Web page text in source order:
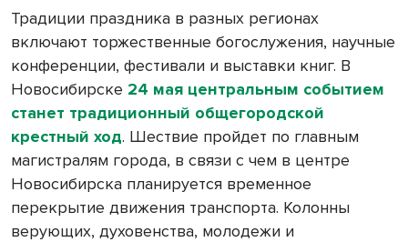
Традиции праздника в разных регионах
включают торжественные богослужения, научные
конференции, фестивали и выставки книг. В
Новосибирске 24 мая центральным событием
станет традиционный общегородской
крестный ход. Шествие пройдет по главным
магистралям города, в связи с чем в центре
Новосибирска планируется временное
перекрытие движения транспорта. Колонны
верующих, духовенства, молодежи и